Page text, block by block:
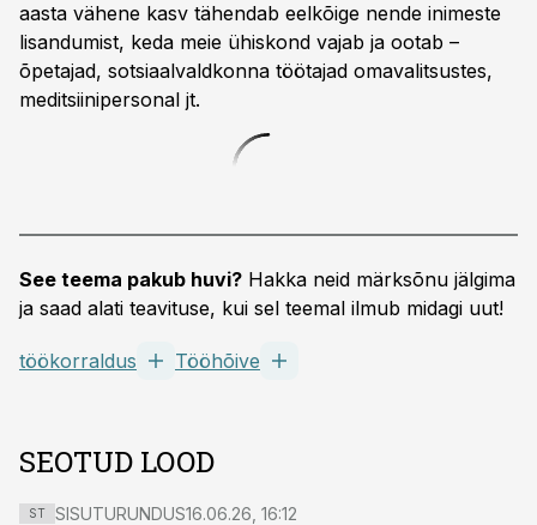
aasta vähene kasv tähendab eelkõige nende inimeste
lisandumist, keda meie ühiskond vajab ja ootab –
õpetajad, sotsiaalvaldkonna töötajad omavalitsustes,
meditsiinipersonal jt.
See teema pakub huvi? Hakka neid märksõnu jälgima
ja saad alati teavituse, kui sel teemal ilmub midagi uut!
töökorraldus Tööhõive
SEOTUD LOOD
ST SISUTURUNDUS16.06.26, 16:12